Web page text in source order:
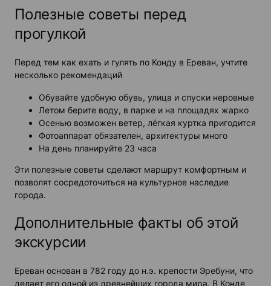
Полезные советы перед
прогулкой
Перед тем как ехать и гулять по Конду в Ереван, учтите
несколько рекомендаций
Обувайте удобную обувь, улица и спуски неровные
Летом берите воду, в парке и на площадях жарко
Осенью возможен ветер, лёгкая куртка пригодится
Фотоаппарат обязателен, архитектуры много
На день планируйте 23 часа
Эти полезные советы сделают маршрут комфортным и
позволят сосредоточиться на культурное наследие
города.
Дополнительные факты об этой
экскурсии
Ереван основан в 782 году до н.э. крепости Эребуни, что
делает его одной из древнейших города мира. В Конде